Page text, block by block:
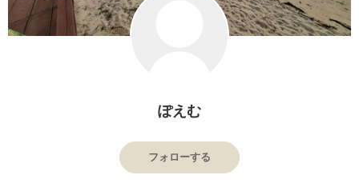
ぽえむ
フォローする